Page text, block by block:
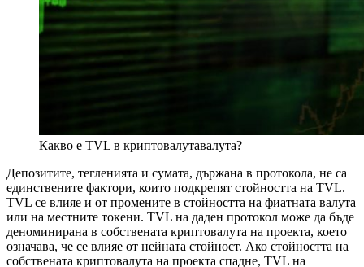
Какво е TVL в криптовалутавалута?
Депозитите, тегленията и сумата, държана в протокола, не са
единствените фактори, които подкрепят стойността на TVL.
TVL се влияе и от промените в стойността на фиатната валута
или на местните токени. TVL на даден протокол може да бъде
деноминирана в собствената криптовалута на проекта, което
означава, че се влияе от нейната стойност. Ако стойността на
собствената криптовалута на проекта спадне, TVL на